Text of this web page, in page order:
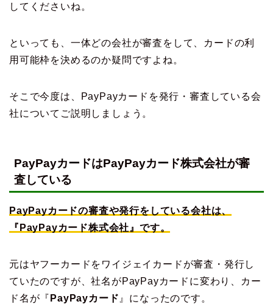
してくださいね。
といっても、一体どの会社が審査をして、カードの利
用可能枠を決めるのか疑問ですよね。
そこで今度は、PayPayカードを発行・審査している会
社についてご説明しましょう。
PayPayカードはPayPayカード株式会社が審
査している
PayPayカードの審査や発行をしている会社は、
『PayPayカード株式会社』です。
元はヤフーカードをワイジェイカードが審査・発行し
ていたのですが、社名がPayPayカードに変わり、カー
ド名が『 PayPayカード 』になったのです。